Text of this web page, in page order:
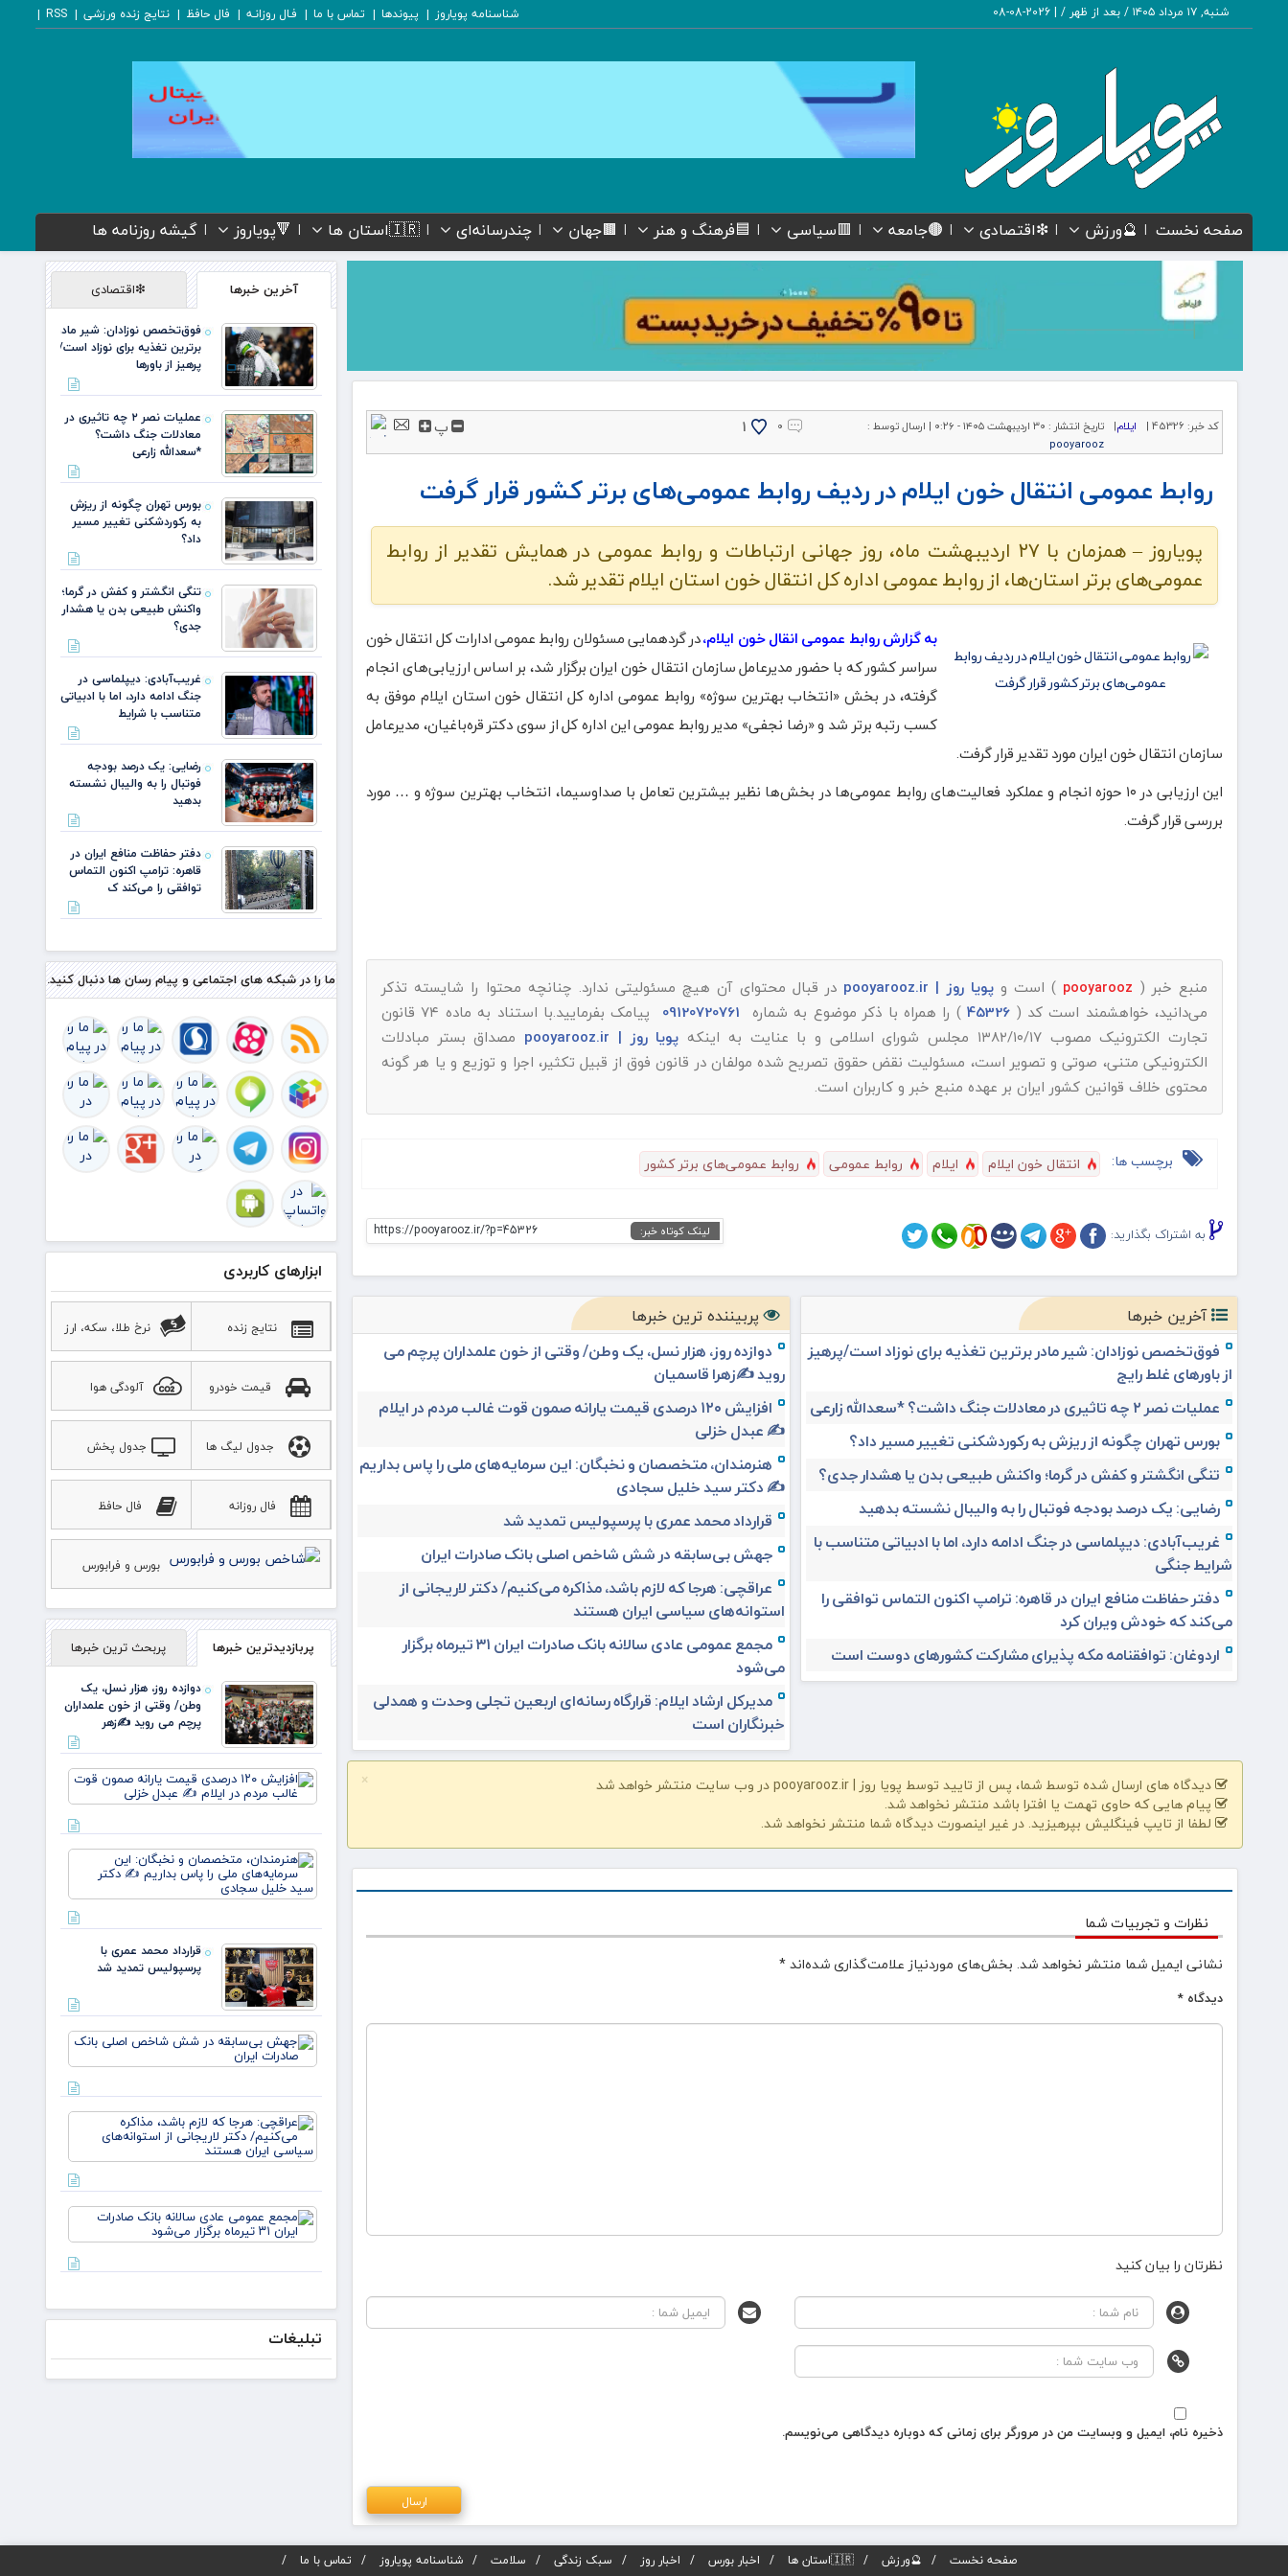
شنبه, ۱۷ مرداد ۱۴۰۵ / بعد از ظهر / |
2026-08-08 شناسنامه پویاروز پیوندها تماس با ما فـال روزانـه فال حافظ نتایج زنده ورزشی RSS
صفحه نخست 🔮ورزش ❇اقتصادی 🟤جامعه 🟥سیاسی 🟦فرهنگ و هنر 🟫جهان چندرسانه‌ای 🇮🇷استان ها 🔻پویاروز گیشه روزنامه ها
کد خبر: 45326 | ایلام| تاریخ انتشار : ۳۰ اردیبهشت ۱۴۰۵ - ۰:۲۶ |
ارسال توسط :
pooyarooz
۰ 1 پ
روابط عمومی انتقال خون ایلام در ردیف روابط عمومی‌های برتر کشور قرار گرفت
پویاروز – همزمان با ۲۷ اردیبهشت ماه، روز جهانی ارتباطات و روابط عمومی در همایش تقدیر از روابط
عمومی‌های برتر استان‌ها، از روابط عمومی اداره کل انتقال خون استان ایلام تقدیر شد.
به گزارش روابط عمومی انقال خون ایلام،در گردهمایی مسئولان روابط عمومی ادارات کل انتقال خون
سراسر کشور که با حضور مدیرعامل سازمان انتقال خون ایران برگزار شد، بر اساس ارزیابی‌های انجام
گرفته، در بخش «انتخاب بهترین سوژه» روابط عمومی اداره کل انتقال خون استان ایلام موفق به
کسب رتبه برتر شد و «رضا نجفی» مدیر روابط عمومی این اداره کل از سوی دکتر قره‌باغیان، مدیرعامل
سازمان انتقال خون ایران مورد تقدیر قرار گرفت.
این ارزیابی در ۱۰ حوزه انجام و عملکرد فعالیت‌های روابط عمومی‌ها در بخش‌ها نظیر بیشترین تعامل با صداوسیما، انتخاب بهترین سوژه و … مورد
بررسی قرار گرفت.
منبع خبر ( pooyarooz ) است وپویا روز | pooyarooz.ir
در قبال محتوای آن هیچ مسئولیتی ندارد. چنانچه محتوا را شایسته تذکر
می‌دانید، خواهشمند است کد (
) را همراه با ذکر موضوع به شماره
پیامک بفرمایید.با استناد به ماده ۷۴ قانون
تجارت الکترونیک مصوب ۱۳۸۲/۱۰/۱۷ مجلس شورای اسلامی و با عنایت به اینکه
پویا روز | pooyarooz.ir
مصداق بستر مبادلات
الکترونیکی متنی، صوتی و تصویر است، مسئولیت نقض حقوق تصریح شده مولفان در قانون فوق از قبیل تکثیر، اجرا و توزیع و یا هر گونه
محتوی خلاف قوانین کشور ایران بر عهده منبع خبر و کاربران است.
برچسب ها: انتقال خون ایلام ایلام روابط عمومی روابط عمومی‌های برتر کشور
به اشتراک بگذارید: لینک کوتاه خبر: https://pooyarooz.ir/?p=45326
آخرین خبرها
فوق‌تخصص نوزادان: شیر مادر برترین تغذیه برای نوزاد است/پرهیز
از باورهای غلط رایج
عملیات نصر ۲ چه تاثیری در معادلات جنگ داشت؟ *سعدالله زارعی
بورس تهران چگونه از ریزش به رکوردشکنی تغییر مسیر داد؟
تنگی انگشتر و کفش در گرما؛ واکنش طبیعی بدن یا هشدار جدی؟
رضایی: یک درصد بودجه فوتبال را به والیبال نشسته بدهید
غریب‌آبادی: دیپلماسی در جنگ ادامه دارد، اما با ادبیاتی متناسب با
شرایط جنگی
دفتر حفاظت منافع ایران در قاهره: ترامپ اکنون التماس توافقی را
می‌کند که خودش ویران کرد
اردوغان: توافقنامه مکه پذیرای مشارکت کشورهای دوست است
پربیننده ترین خبرها
دوازده روز، هزار نسل، یک وطن/ وقتی از خون علمداران پرچم می
روید ✍️زهرا قاسمیان
افزایش ۱۲۰ درصدی قیمت یارانه صمون قوت غالب مردم در ایلام
✍️ عبدل خزلی
هنرمندان، متخصصان و نخبگان: این سرمایه‌های ملی را پاس بداریم
✍️ دکتر سید خلیل سجادی
قرارداد محمد عمری با پرسپولیس تمدید شد
جهش بی‌سابقه در شش شاخص اصلی بانک صادرات ایران
عراقچی: هرجا که لازم باشد، مذاکره می‌کنیم/ دکتر لاریجانی از
استوانه‌های سیاسی ایران هستند
مجمع عمومی عادی سالانه بانک صادرات ایران ۳۱ تیرماه برگزار
می‌شود
مدیرکل ارشاد ایلام: قرارگاه رسانه‌ای اربعین تجلی وحدت و همدلی
خبرنگاران است
×
دیدگاه های ارسال شده توسط شما، پس از تایید توسط پویا روز | pooyarooz.ir در وب سایت منتشر خواهد شد
پیام هایی که حاوی تهمت یا افترا باشد منتشر نخواهد شد.
لطفا از تایپ فینگلیش بپرهیزید. در غیر اینصورت دیدگاه شما منتشر نخواهد شد.
نظرات و تجربیات شما
نشانی ایمیل شما منتشر نخواهد شد. بخش‌های موردنیاز علامت‌گذاری شده‌اند*
دیدگاه *
نظرتان را بیان کنید
ذخیره نام، ایمیل و وبسایت من در مرورگر برای زمانی که دوباره دیدگاهی می‌نویسم.
آخرین خبرها ❇اقتصادی
فوق‌تخصص نوزادان: شیر مادر
برترین تغذیه برای نوزاد است/
پرهیز از باورها
عملیات نصر ۲ چه تاثیری در
معادلات جنگ داشت؟
*سعدالله زارعی
بورس تهران چگونه از ریزش
به رکوردشکنی تغییر مسیر
داد؟
تنگی انگشتر و کفش در گرما؛
واکنش طبیعی بدن یا هشدار
جدی؟
غریب‌آبادی: دیپلماسی در
جنگ ادامه دارد، اما با ادبیاتی
متناسب با شرایط
رضایی: یک درصد بودجه
فوتبال را به والیبال نشسته
بدهید
دفتر حفاظت منافع ایران در
قاهره: ترامپ اکنون التماس
توافقی را می‌کند ک
ما را در شبکه های اجتماعی و پیام رسان ها دنبال کنید.
ابزارهای کاربردی
نتایج زنده نرخ طلا، سکه، ارز
قیمت خودرو آلودگی هوا
جدول لیگ ها
جدول پخش
ورزشی
فال روزانه
فال حافظ
بورس و فرابورس
پربازدیدترین خبرها پربحث ترین خبرها
دوازده روز، هزار نسل، یک
وطن/ وقتی از خون علمداران
پرچم می روید ✍️زهر
قرارداد محمد عمری با
پرسپولیس تمدید شد
تبلیغات
صفحه نخست 🔮ورزش 🇮🇷استان ها اخبار بورس اخبار روز سبک زندگی سلامت شناسنامه پویاروز تماس با ما